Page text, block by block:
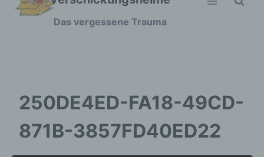
Zum
Das vergessene Trauma
250DE4ED-FA18-49CD-
871B-3857FD40ED22